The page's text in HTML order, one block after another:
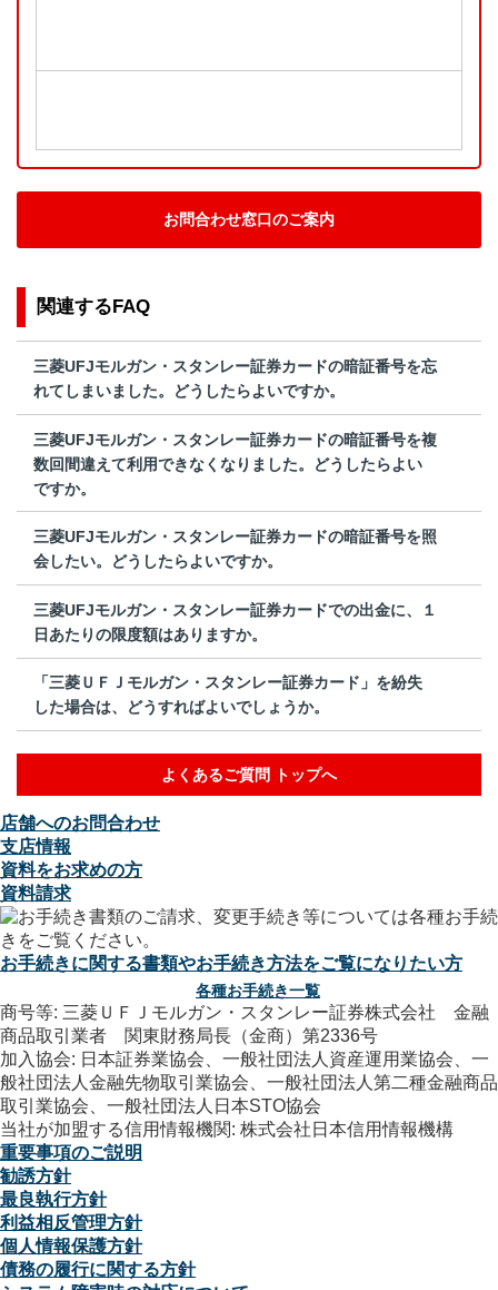
お問合わせ窓口のご案内
関連するFAQ
三菱UFJモルガン・スタンレー証券カードの暗証番号を忘
れてしまいました。どうしたらよいですか。
三菱UFJモルガン・スタンレー証券カードの暗証番号を複
数回間違えて利用できなくなりました。どうしたらよい
ですか。
三菱UFJモルガン・スタンレー証券カードの暗証番号を照
会したい。どうしたらよいですか。
三菱UFJモルガン・スタンレー証券カードでの出金に、１
日あたりの限度額はありますか。
「三菱ＵＦＪモルガン・スタンレー証券カード」を紛失
した場合は、どうすればよいでしょうか。
よくあるご質問 トップへ
店舗へのお問合わせ
支店情報
資料をお求めの方
資料請求
お手続きに関する書類やお手続き方法をご覧になりたい方
各種お手続き一覧
商号等: 三菱ＵＦＪモルガン・スタンレー証券株式会社 金融
商品取引業者 関東財務局長（金商）第2336号
加入協会: 日本証券業協会、一般社団法人資産運用業協会、一
般社団法人金融先物取引業協会、一般社団法人第二種金融商品
取引業協会、一般社団法人日本STO協会
当社が加盟する信用情報機関: 株式会社日本信用情報機構
重要事項のご説明
勧誘方針
最良執行方針
利益相反管理方針
個人情報保護方針
債務の履行に関する方針